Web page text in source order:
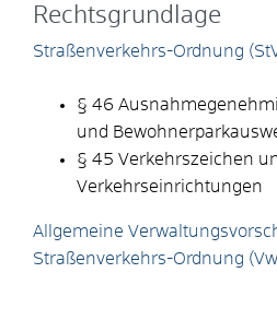
Rechtsgrundlage
Straßenverkehrs-Ordnung
§ 46
und
§ 45 Verkehrszeichen
Verkehrseinrichtungen
Allgemeine
Straßenverkehrs-Ordnung